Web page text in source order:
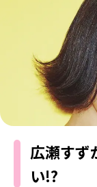
モデル私服
着痩せ
ビューティ
トレンドメ
ベストコス
ヘアアレン
スキンケア
ボディケア
SCHOOL
スクールニ
制服コーデ
学校ヘアメイ
勉強・受験
エンタメニュ
なにわ男子
K-POP
ライフスタ
JKランキン
モデルの購
おでかけ
JK TREND
MODELS
MODEL'S
広瀬すず
い!?